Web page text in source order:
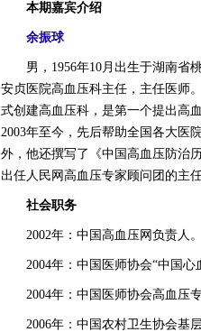
本期嘉宾介绍
余振球
男，1956年10月出生于湖南省桃
安贞医院高血压科主任，主任医师
式创建高血压科，是第一个提出高
2003年至今，先后帮助全国各大医
外，他还撰写了《中国高血压防治
出任人民网高血压专家顾问团的主任
社会职务
2002年：中国高血压网负责人。
2004年：中国医师协会“中国心
2004年：中国医师协会高血压专
2006年：中国农村卫生协会基层